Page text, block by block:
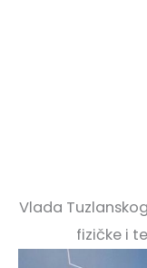
Vlada
fizičke i